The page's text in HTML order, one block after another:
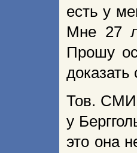
есть у
Мне 27
Прошу
доказать
Тов.
у
это она